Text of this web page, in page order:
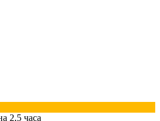
2,5 часа